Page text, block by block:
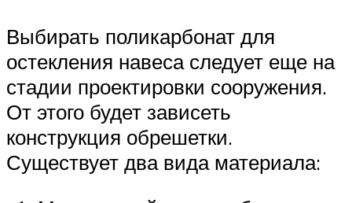
Выбирать поликарбонат для
остекления навеса следует еще на
стадии проектировки сооружения.
От этого будет зависеть
конструкция обрешетки.
Существует два вида материала: